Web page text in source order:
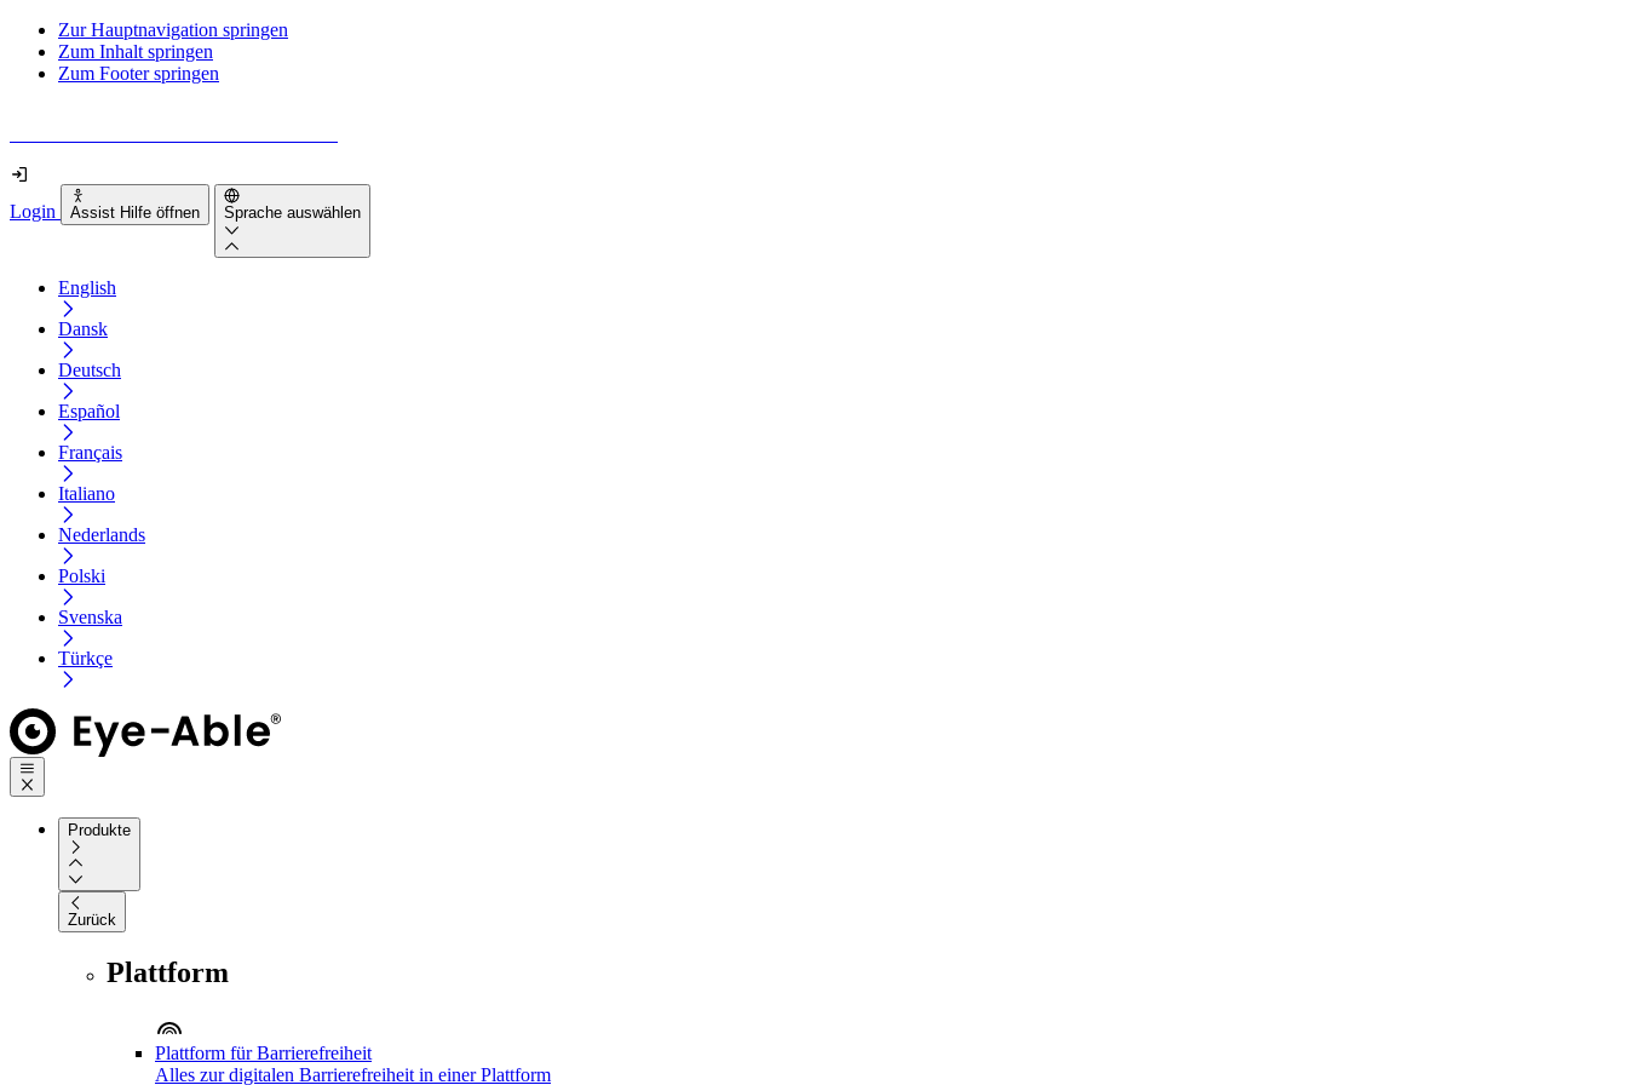
Zur Hauptnavigation springen
Zum Inhalt springen
Zum Footer springen
Login Assist Hilfe öffnen Sprache auswählen
English
Dansk
Deutsch
Español
Français
Italiano
Nederlands
Polski
Svenska
Türkçe
Produkte
Zurück
Plattform
Plattform für Barrierefreiheit
Alles zur digitalen Barrierefreiheit in einer Plattform